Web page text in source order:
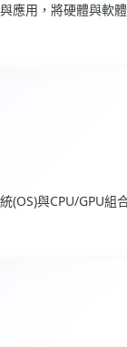
應用，將硬體與軟
(OS)與CPU/GPU組